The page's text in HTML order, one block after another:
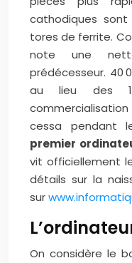
cathodiques
tores de ferrite.
note une
prédécesseur. 40
au lieu des
cessa pendant
premier
vit officiellement
détails sur la
sur
On considère le